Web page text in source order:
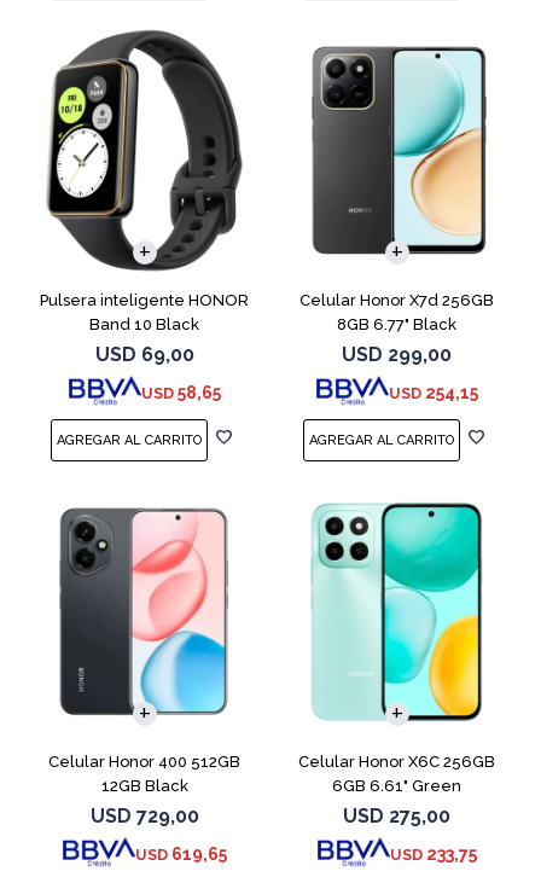
Pulsera inteligente HONOR
Band 10 Black
USD 69,00
USD 58,65
Celular Honor X7d 256GB
8GB 6.77" Black
USD 299,00
USD 254,15
COMPARAR
Celular Honor 400 512GB
12GB Black
USD 729,00
USD 619,65
COMPARAR
Celular Honor X6C 256GB
6GB 6.61" Green
USD 275,00
USD 233,75
COMPARAR